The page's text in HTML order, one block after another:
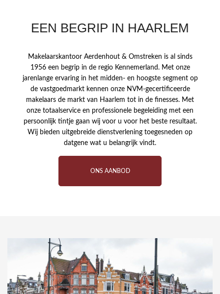
EEN BEGRIP IN HAARLEM
Makelaarskantoor Aerdenhout & Omstreken is al sinds
1956 een begrip in de regio Kennemerland. Met onze
jarenlange ervaring in het midden- en hoogste segment op
de vastgoedmarkt kennen onze NVM-gecertificeerde
makelaars de markt van Haarlem tot in de finesses. Met
onze totaalservice en professionele begeleiding met een
persoonlijk tintje gaan wij voor u voor het beste resultaat.
Wij bieden uitgebreide dienstverlening toegesneden op
datgene wat u belangrijk vindt.
ONS AANBOD